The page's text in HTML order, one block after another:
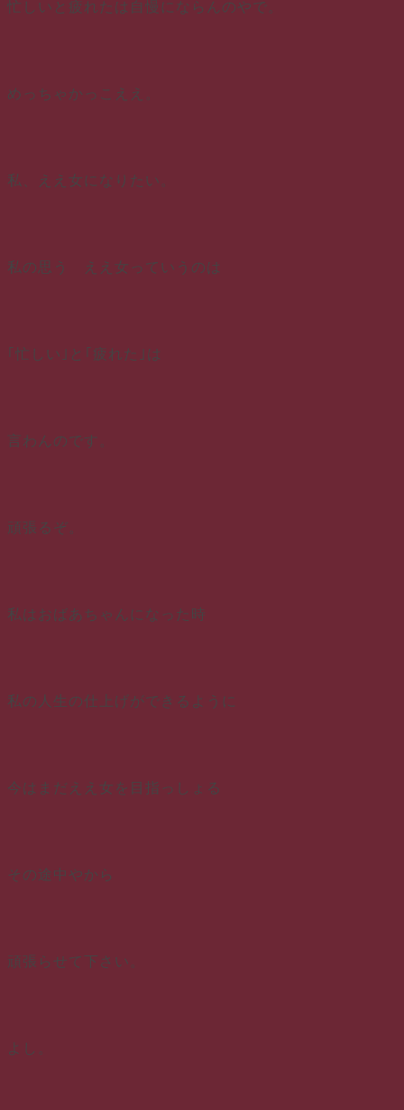
忙しいと疲れたは自慢にならんのやで。
めっちゃかっこええ。
私、ええ女になりたい。
私の思う ええ女っていうのは
｢忙しい｣と｢疲れた｣は
言わんのです。
頑張るぞ。
私はおばあちゃんになった時
私の人生の仕上げができるように
今はまだええ女を目指っしょる
その途中やから
頑張らせて下さい。
よし。